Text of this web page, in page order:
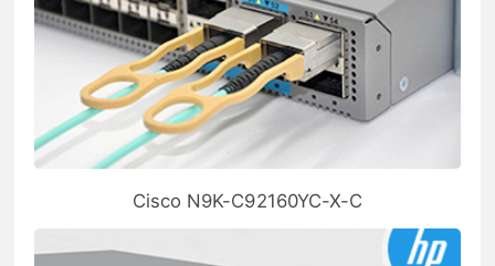
Cisco N9K-C92160YC-X-C